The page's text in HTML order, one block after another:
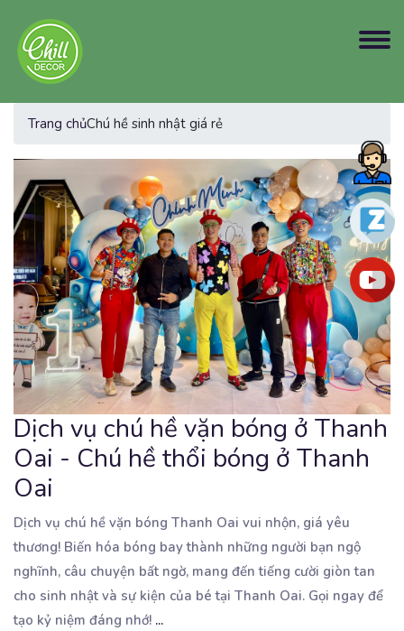
Trang chủChú hề sinh nhật giá rẻ
Dịch vụ chú hề vặn bóng ở Thanh
Oai - Chú hề thổi bóng ở Thanh
Oai
Dịch vụ chú hề vặn bóng Thanh Oai vui nhộn, giá yêu
thương! Biến hóa bóng bay thành những người bạn ngộ
nghĩnh, câu chuyện bất ngờ, mang đến tiếng cười giòn tan
cho sinh nhật và sự kiện của bé tại Thanh Oai. Gọi ngay để
tạo kỷ niệm đáng nhớ! ...